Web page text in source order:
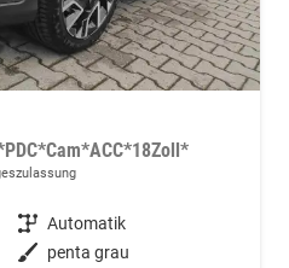
Getriebe Automatik
Außenfarbe penta grau